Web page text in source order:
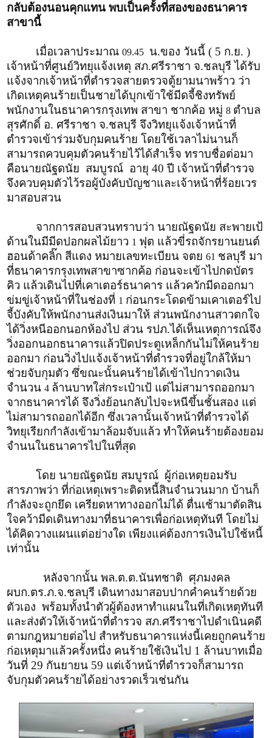
กลับต้องนอนคุกแทน พบเป็นครั้งที่สองของธนาคาร
สาขานี้
เมื่อเวลาประมาณ 09.45 น.ของ วันนี้ ( 5 ก.ย. )
เจ้าหน้าที่ศูนย์วิทยุแจ้งเหตุ สภ.ศรีราชา จ.ชลบุรี ได้รับ
แจ้งจากเจ้าหน้าที่ตำรวจสายตรวจตู้ยามนาพร้าว ว่า
เกิดเหตุคนร้ายเป็นชายได้บุกเข้าใช้มีดจี้ชิงทรัพย์
พนักงานในธนาคารกรุงเทพ สาขา ชากค้อ หมู่ 8 ตำบล
สุรศักดิ์ อ. ศรีราชา จ.ชลบุรี จึงวิทยุแจ้งเจ้าหน้าที่
ตำรวจเข้าร่วมจับกุมคนร้าย โดยใช้เวลาไม่นานก็
สามารถควบคุมตัวคนร้ายไว้ได้สำเร็จ ทราบชื่อต่อมา
คือนายณัฐดนัย สมบูรณ์ อายุ 40 ปี เจ้าหน้าที่ตำรวจ
จึงควบคุมตัวไว้รอผู้บังคับบัญชาและเจ้าหน้าที่ร้อยเวร
มาสอบสวน
จากการสอบสวนทราบว่า นายณัฐดนัย สะพายเป้
ด้านในมีมีดปอกผลไม้ยาว 1 ฟุต แล้วขี่รถจักรยานยนต์
ฮอนด้าคลิ๊ก สีแดง หมายเลขทะเบียน จตย 61 ชลบุรี มา
ที่ธนาคารกรุงเทพสาขาซากค้อ ก่อนจะเข้าไปกดบัตร
คิว แล้วเดินไปที่เคาเตอร์ธนาคาร แล้วควักมีดออกมา
ข่มขู่เจ้าหน้าที่ในช่องที่ 1 ก่อนกระโดดข้ามเคาเตอร์ไป
จี้บังคับให้พนักงานส่งเงินมาให้ ส่วนพนักงานสาวตกใจ
ได้วิ่งหนีออกนอกห้องไป ส่วน รปภ.ได้เห็นเหตุการณ์จึง
วิ่งออกนอกธนาคารแล้วปิดประตูเหล็กกันไม่ให้คนร้าย
ออกมา ก่อนวิ่งไปแจ้งเจ้าหน้าที่ตำรวจที่อยู่ใกล้ให้มา
ช่วยจับกุมตัว ซึ่ขณะนั้นคนร้ายได้เข้าไปกวาดเงิน
จำนวน 4 ล้านบาทใส่กระเป๋าเป้ แต่ไม่สามารถออกมา
จากธนาคารได้ จึงวิ่งย้อนกลับไปจะหนีขึ้นชั้นสอง แต่
ไม่สามารถออกได้อีก ซึ่งเวลานั้นเจ้าหน้าที่ตำรวจได้
วิทยุเรียกกำลังเข้ามาล้อมจับแล้ว ทำให้คนร้ายต้องยอม
จำนนในธนาคารไปในที่สุด
โดย นายณัฐดนัย สมบูรณ์ ผู้ก่อเหตุยอมรับ
สารภาพว่า ที่ก่อเหตุเพราะติดหนี้สินจำนวนมาก บ้านก็
กำลังจะถูกยึด เครียดหาทางออกไม่ได้ ตื่นเช้ามาตัดสิน
ใจคว้ามีดเดินทางมาที่ธนาคารเพื่อก่อเหตุทันที โดยไม่
ได้คิดวางแผนแต่อย่างใด เพียงแค่ต้องการเงินไปใช้หนี้
เท่านั้น
หลังจากนั้น พล.ต.ต.นันทชาติ ศุภมงคล
ผบก.ตร.ภ.จ.ชลบุรี เดินทางมาสอบปากคำคนร้ายด้วย
ตัวเอง พร้อมทั้งนำตัวผู้ต้องหาทำแผนในที่เกิดเหตุทันที
และส่งตัวให้เจ้าหน้าที่ตำรวจ สภ.ศรีราชาไปดำเนินคดี
ตามกฎหมายต่อไป สำหรับธนาคารแห่งนี้เคยถูกคนร้าย
ก่อเหตุมาแล้วครั้งหนึ่ง คนร้ายใช้เงินไป 1 ล้านบาทเมื่อ
วันที่ 29 กันยายน 59 แต่เจ้าหน้าที่ตำรวจก็สามารถ
จับกุมตัวคนร้ายได้อย่างรวดเร็วเช่นกัน